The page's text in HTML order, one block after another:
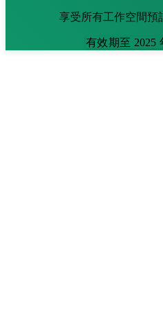
享受所有工作空間預
有效期至 2025